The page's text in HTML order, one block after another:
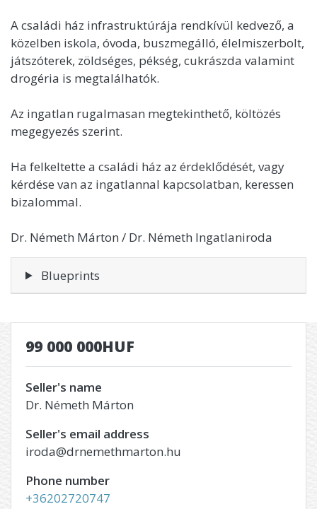
A családi ház infrastruktúrája rendkívül kedvező, a
közelben iskola, óvoda, buszmegálló, élelmiszerbolt,
játszóterek, zöldséges, pékség, cukrászda valamint
drogéria is megtalálhatók.
Az ingatlan rugalmasan megtekinthető, költözés
megegyezés szerint.
Ha felkeltette a családi ház az érdeklődését, vagy
kérdése van az ingatlannal kapcsolatban, keressen
bizalommal.
Dr. Németh Márton / Dr. Németh Ingatlaniroda
Blueprints
99 000 000HUF
Seller's name
Dr. Németh Márton
Seller's email address
iroda@drnemethmarton.hu
Phone number
+36202720747